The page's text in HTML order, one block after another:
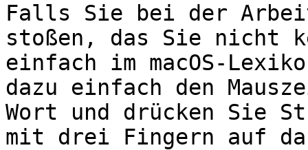
Falls Sie bei der
stoßen, das Sie nicht
einfach im macOS-
dazu einfach den
Wort und drücken Sie
mit drei Fingern auf